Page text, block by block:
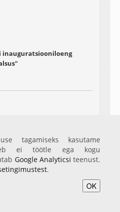
inauguratsiooniloeng
inauguratsiooniloeng
tagamiseks kasutame
ei töötle ega kogu
Google Analyticsi teenust.
.
OK